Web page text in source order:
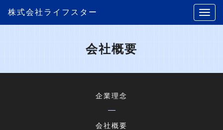
株式会社ライフスター
会社概要
企業理念
会社概要